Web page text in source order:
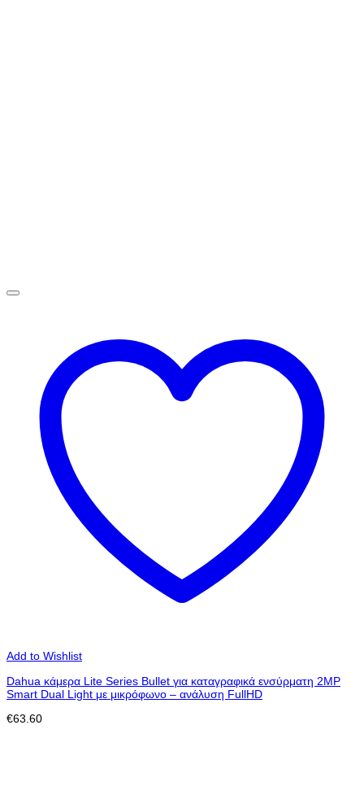
Add to Wishlist
Dahua κάμερα Lite Series Bullet για καταγραφικά ενσύρματη 2MP
Smart Dual Light με μικρόφωνο – ανάλυση FullHD
€63.60